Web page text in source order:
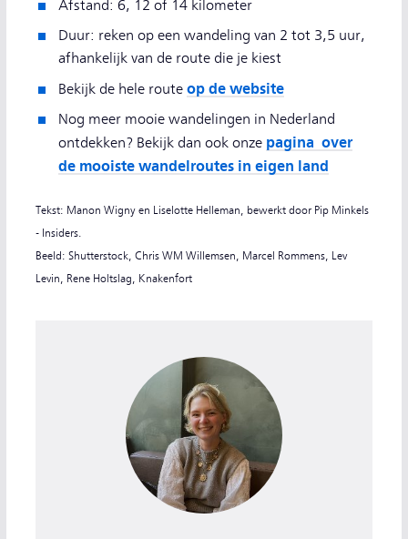
Afstand: 6, 12 of 14 kilometer
Duur: reken op een wandeling van 2 tot 3,5 uur,
afhankelijk van de route die je kiest
Bekijk de hele route op de website
Nog meer mooie wandelingen in Nederland
ontdekken? Bekijk dan ook onze pagina over
de mooiste wandelroutes in eigen land
Tekst: Manon Wigny en Liselotte Helleman, bewerkt door Pip Minkels
- Insiders.
Beeld: Shutterstock, Chris WM Willemsen, Marcel Rommens, Lev
Levin, Rene Holtslag, Knakenfort
Pip Minkels, redacteur NS Dagje Uit